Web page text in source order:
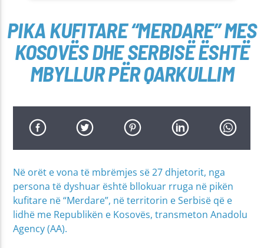
PIKA KUFITARE “MERDARE” MES
KOSOVËS DHE SERBISË ËSHTË
MBYLLUR PËR QARKULLIM
Në orët e vona të mbrëmjes së 27 dhjetorit, nga
persona të dyshuar është bllokuar rruga në pikën
kufitare në “Merdare”, në territorin e Serbisë që e
lidhë me Republikën e Kosovës, transmeton Anadolu
Agency (AA).